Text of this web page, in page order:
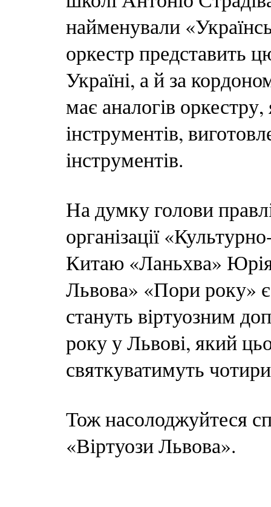
найменували
оркестр представить
Україні, а й за
має аналогів
інструментів,
інструментів.
На думку голови
організації
Китаю «Ланьхва» Юрія
Львова» «Пори року»
стануть віртуозним
року у Львові, який
святкуватимуть
Тож насолоджуйтеся
«Віртуози Львова».